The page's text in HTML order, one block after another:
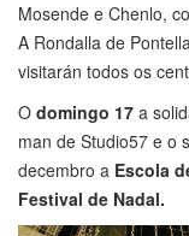
Mosende e Chenlo,
A Rondalla de
visitarán todos os
O domingo 17 a
man de Studio57 e o
decembro a Escola
Festival de Nadal.